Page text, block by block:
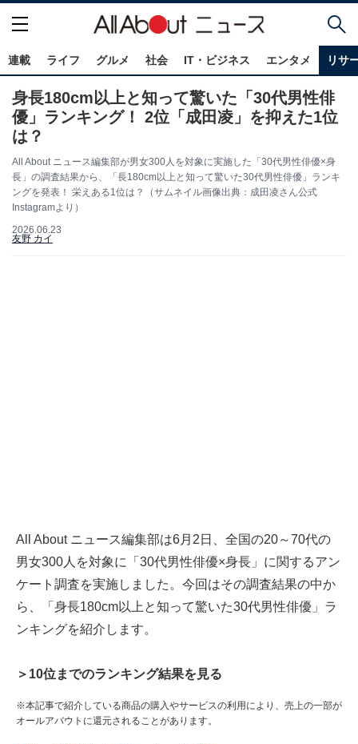
連載 ライフ グルメ 社会 IT・ビジネス エンタメ リサ
身長180cm以上と知って驚いた「30代男性俳
優」ランキング！ 2位「成田凌」を抑えた1位
は？
All About ニュース編集部が男女300人を対象に実施した「30代男性俳優×身
長」の調査結果から、「長180cm以上と知って驚いた30代男性俳優」ランキ
ングを発表！ 栄えある1位は？（サムネイル画像出典：成田凌さん公式
Instagramより）
2026.06.23
友野 カイ
All About ニュース編集部は6月2日、全国の20～70代の
男女300人を対象に「30代男性俳優×身長」に関するアン
ケート調査を実施しました。今回はその調査結果の中か
ら、「身長180cm以上と知って驚いた30代男性俳優」ラ
ンキングを紹介します。
＞10位までのランキング結果を見る
※本記事で紹介している商品の購入やサービスの利用により、売上の一部が
オールアバウトに還元されることがあります。